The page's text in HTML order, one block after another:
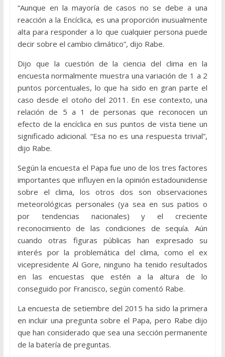
“Aunque en la mayoría de casos no se debe a una
reacción a la Encíclica, es una proporción inusualmente
alta para responder a lo que cualquier persona puede
decir sobre el cambio climático”, dijo Rabe.
Dijo que la cuestión de la ciencia del clima en la
encuesta normalmente muestra una variación de 1 a 2
puntos porcentuales, lo que ha sido en gran parte el
caso desde el otoño del 2011. En ese contexto, una
relación de 5 a 1 de personas que reconocen un
efecto de la encíclica en sus puntos de vista tiene un
significado adicional. “Esa no es una respuesta trivial”,
dijo Rabe.
Según la encuesta el Papa fue uno de los tres factores
importantes que influyen en la opinión estadounidense
sobre el clima, los otros dos son observaciones
meteorológicas personales (ya sea en sus patios o
por tendencias nacionales) y el creciente
reconocimiento de las condiciones de sequía. Aún
cuando otras figuras públicas han expresado su
interés por la problemática del clima, como el ex
vicepresidente Al Gore, ninguno ha tenido resultados
en las encuestas que estén a la altura de lo
conseguido por Francisco, según comentó Rabe.
La encuesta de setiembre del 2015 ha sido la primera
en incluir una pregunta sobre el Papa, pero Rabe dijo
que han considerado que sea una sección permanente
de la batería de preguntas.